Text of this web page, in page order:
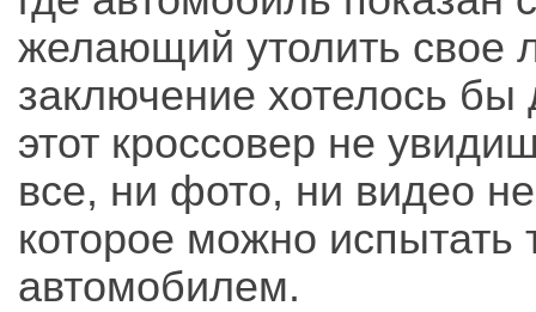
желающий утолить свое
заключение хотелось бы
этот кроссовер не
все, ни фото, ни видео
которое можно испытать
автомобилем.